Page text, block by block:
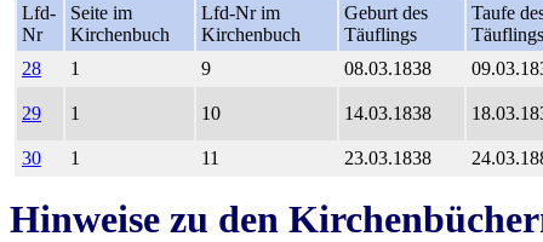
Lfd-
Nr
Seite im
Kirchenbuch
Lfd-Nr im
Kirchenbuch
Geburt des
Täuflings
Taufe
Täuflings
28
1 9 08.03.1838
29 1 10 14.03.1838
30 1 11 23.03.1838
Hinweise zu den